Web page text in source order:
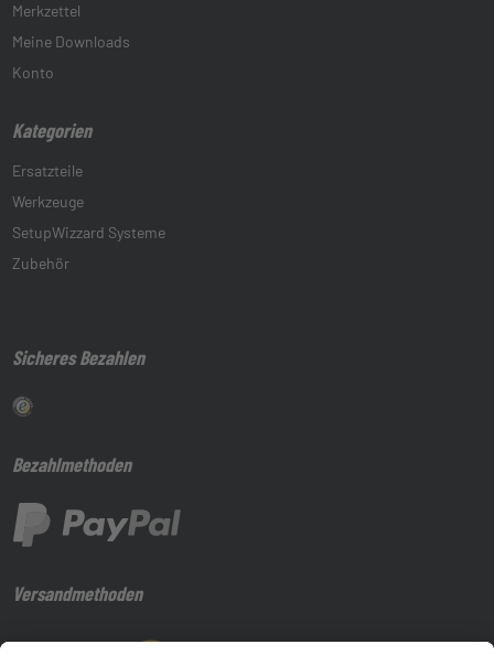
Merkzettel
Meine Downloads
Konto
Kategorien
Ersatzteile
Werkzeuge
SetupWizzard Systeme
Zubehör
Sicheres Bezahlen
Bezahlmethoden
Versandmethoden